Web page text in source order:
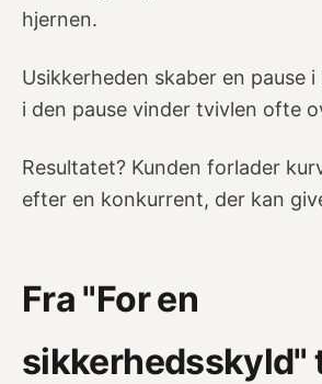
hjernen.
Usikkerheden skaber en pause
i den pause vinder tvivlen ofte
Resultatet? Kunden forlader
efter en konkurrent, der kan
Fra "For en
sikkerhedsskyld"